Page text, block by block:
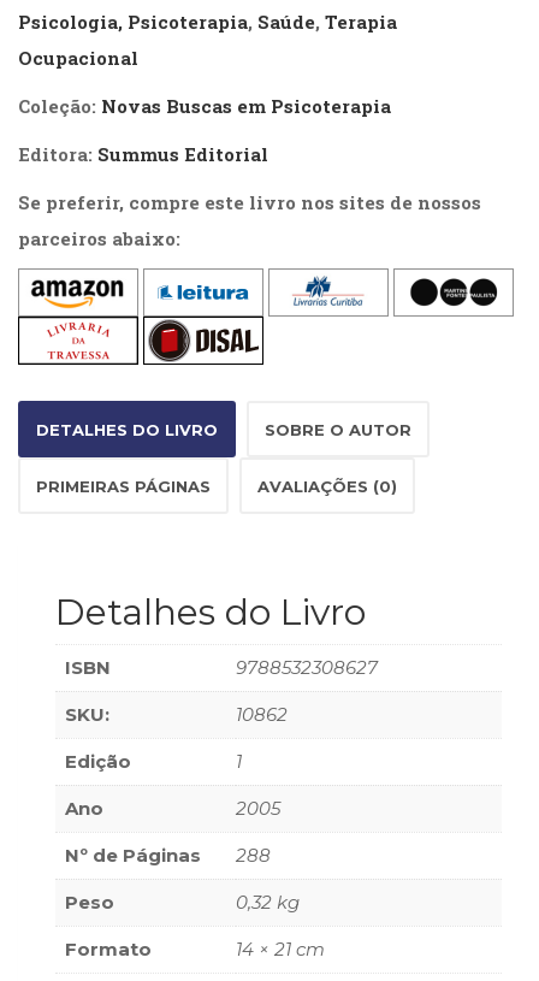
(8)
Relações
e
Empresarial
Religião,
Espiritualidade,
Filosofia
(63)
Saúde
(132)
categoria
(0)
Televisão
(22)
Ocupacional
(21)
Treinamento
e
RH
(65)
Turismo
(1)
Prática
(32)
Psicologia, Psicoterapia, Saúde, Terapia
Ocupacional
Coleção: Novas Buscas em Psicoterapia
Editora: Summus Editorial
Se preferir, compre este livro nos sites de nossos
parceiros abaixo:
DETALHES DO LIVRO SOBRE O AUTOR
PRIMEIRAS PÁGINAS AVALIAÇÕES (0)
Detalhes do Livro
ISBN 9788532308627
SKU: 10862
Edição 1
Ano 2005
Nº de Páginas 288
Peso 0,32 kg
Formato 14 × 21 cm